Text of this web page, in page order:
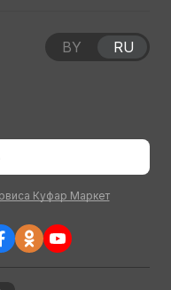
Куфар Маркет
BY RU